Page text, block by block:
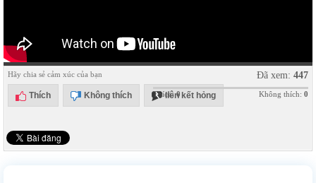
Hãy chia sẻ cảm xúc của bạn
Thích Không thích liên kết hỏng
Đã xem: 447
Thích:0 Không thích: 0